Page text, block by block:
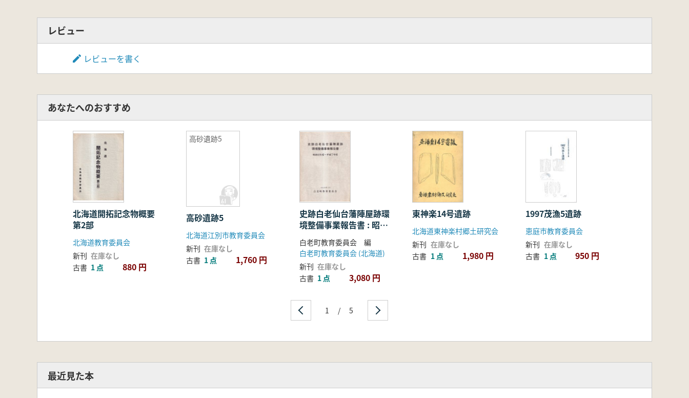
レビュー
レビューを書く
あなたへのおすすめ
北海道開拓記念物概要
第2部
北海道教育委員会
新刊 在庫なし
古書 1 点 880 円
高砂遺跡5
高砂遺跡5
北海道江別市教育委員会
新刊 在庫なし
古書 1 点 1,760 円
史跡白老仙台藩陣屋跡環
境整備事業報告書 : 昭和
44年度〜平成7年度
白老町教育委員会 編
白老町教育委員会 (北海道)
新刊 在庫なし
古書 1 点 3,080 円
東神楽14号遺跡
北海道東神楽村郷土研究会
新刊 在庫なし
古書 1 点 1,980 円
1997茂漁5遺跡
恵庭市教育委員会
新刊 在庫なし
古書 1 点 950 円
1 / 5
最近見た本